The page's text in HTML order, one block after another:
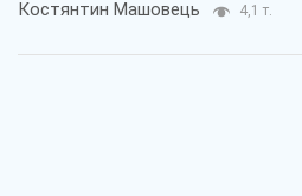
Костянтин Машовець 4,1 т.